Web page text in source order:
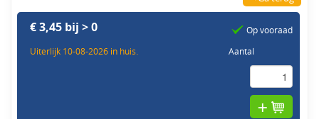
€ 3,45 bij > 0
Uiterlijk 10-08-2026 in huis.
Op vooraad
Aantal